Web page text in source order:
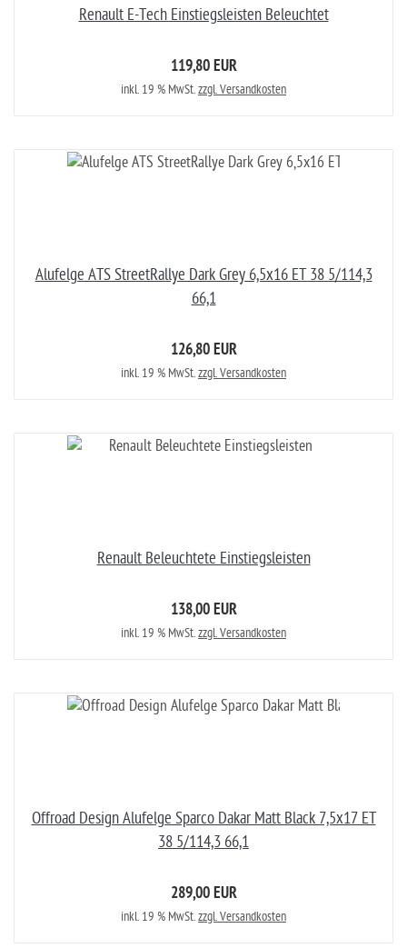
Renault E-Tech Einstiegsleisten Beleuchtet
119,80 EUR
inkl. 19 % MwSt.zzgl. Versandkosten
Alufelge ATS StreetRallye Dark Grey 6,5x16 ET 38 5/114,3
66,1
126,80 EUR
inkl. 19 % MwSt.zzgl. Versandkosten
Renault Beleuchtete Einstiegsleisten
138,00 EUR
inkl. 19 % MwSt.zzgl. Versandkosten
Offroad Design Alufelge Sparco Dakar Matt Black 7,5x17 ET
38 5/114,3 66,1
289,00 EUR
inkl. 19 % MwSt.zzgl. Versandkosten